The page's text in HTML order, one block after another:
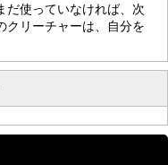
だ使っていなければ、次
クリーチャーは、自分を